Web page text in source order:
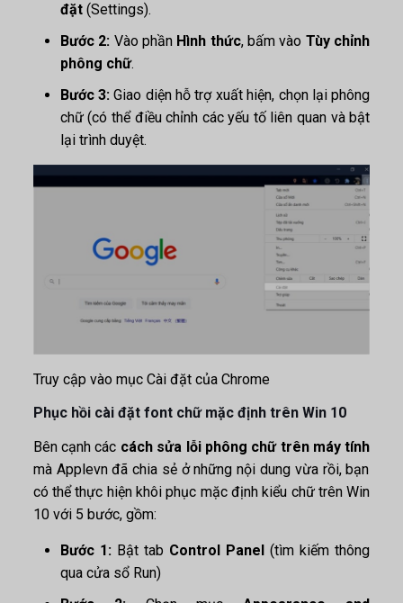
đặt(Settings).
Bước 2: Vào phần Hình thức, bấm vào Tùy chỉnh
phông chữ.
Bước 3:Giao diện hỗ trợ xuất hiện, chọn lại phông
chữ (có thể điều chỉnh các yếu tố liên quan và bật
lại trình duyệt.
Truy cập vào mục Cài đặt của Chrome
Phục hồi cài đặt font chữ mặc định trên Win 10
Bên cạnh các cách sửa lỗi phông chữ trên máy tính
mà Applevn đã chia sẻ ở những nội dung vừa rồi, bạn
có thể thực hiện khôi phục mặc định kiểu chữ trên Win
10 với 5 bước, gồm:
Bước 1: Bật tab Control Panel (tìm kiếm thông
qua cửa sổ Run)